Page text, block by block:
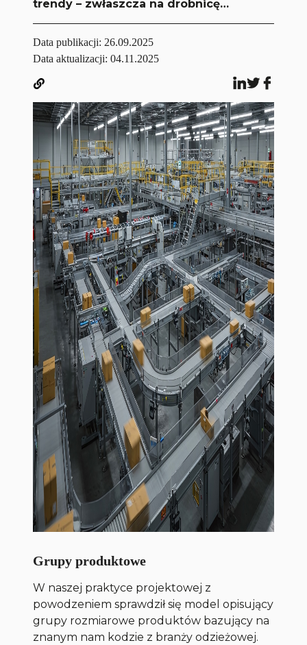
trendy – zwłaszcza na drobnicę…
Data publikacji: 26.09.2025
Data aktualizacji: 04.11.2025
Grupy produktowe
W naszej praktyce projektowej z
powodzeniem sprawdził się model opisujący
grupy rozmiarowe produktów bazujący na
znanym nam kodzie z branży odzieżowej.